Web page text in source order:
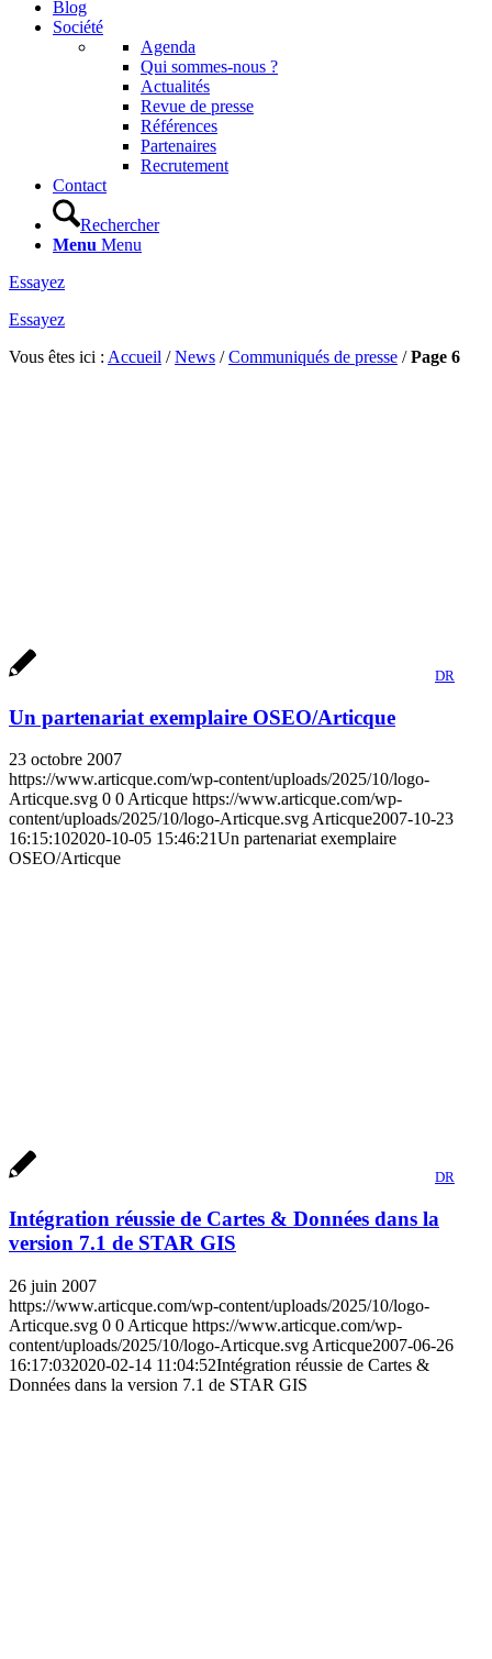
Blog
Société
Agenda
Qui sommes-nous ?
Actualités
Revue de presse
Références
Partenaires
Recrutement
Contact
Rechercher
Menu Menu
Essayez
Essayez
Vous êtes ici : Accueil /News /Communiqués de presse /Page 6
DR
Un partenariat exemplaire OSEO/Articque
23 octobre 2007
https://www.articque.com/wp-content/uploads/2025/10/logo-
Articque.svg 0 0 Articque https://www.articque.com/wp-
content/uploads/2025/10/logo-Articque.svg Articque2007-10-23
16:15:102020-10-05 15:46:21Un partenariat exemplaire
OSEO/Articque
DR
Intégration réussie de Cartes & Données dans la
version 7.1 de STAR GIS
26 juin 2007
https://www.articque.com/wp-content/uploads/2025/10/logo-
Articque.svg 0 0 Articque https://www.articque.com/wp-
content/uploads/2025/10/logo-Articque.svg Articque2007-06-26
16:17:032020-02-14 11:04:52Intégration réussie de Cartes &
Données dans la version 7.1 de STAR GIS